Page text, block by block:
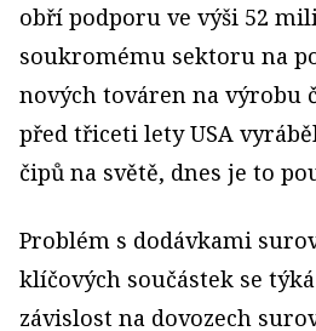
obří podporu ve výši 52
soukromému sektoru na
nových továren na výrobu
před třiceti lety USA
čipů na světě, dnes je to
Problém s dodávkami
klíčových součástek se
závislost na dovozech